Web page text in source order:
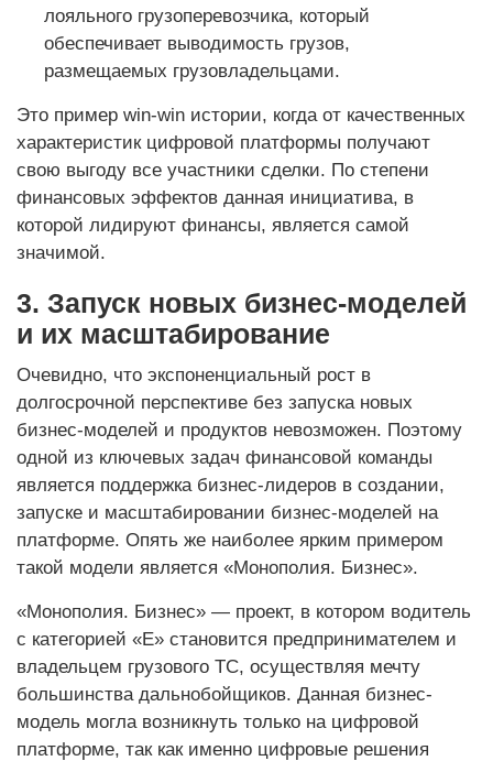
лояльного грузоперевозчика, который
обеспечивает выводимость грузов,
размещаемых грузовладельцами.
Это пример win-win истории, когда от качественных
характеристик цифровой платформы получают
свою выгоду все участники сделки. По степени
финансовых эффектов данная инициатива, в
которой лидируют финансы, является самой
значимой.
3. Запуск новых бизнес-моделей
и их масштабирование
Очевидно, что экспоненциальный рост в
долгосрочной перспективе без запуска новых
бизнес-моделей и продуктов невозможен. Поэтому
одной из ключевых задач финансовой команды
является поддержка бизнес-лидеров в создании,
запуске и масштабировании бизнес-моделей на
платформе. Опять же наиболее ярким примером
такой модели является «Монополия. Бизнес».
«Монополия. Бизнес» — проект, в котором водитель
с категорией «E» становится предпринимателем и
владельцем грузового ТС, осуществляя мечту
большинства дальнобойщиков. Данная бизнес-
модель могла возникнуть только на цифровой
платформе, так как именно цифровые решения